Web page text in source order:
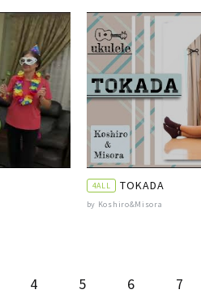
4ALL TOKADA
by Koshiro&Misora
4 5 6 7